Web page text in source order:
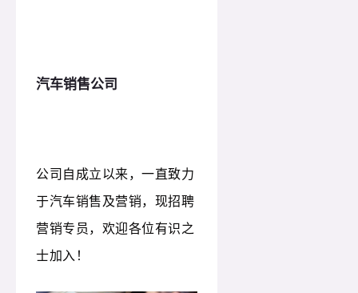
汽车销售公司
公司自成立以来，一直致力
于汽车销售及营销，现招聘
营销专员，欢迎各位有识之
士加入！